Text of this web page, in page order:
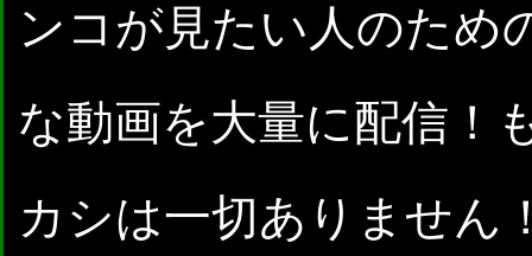
ンコが見たい人のため
な動画を大量に配信！
カシは一切ありません